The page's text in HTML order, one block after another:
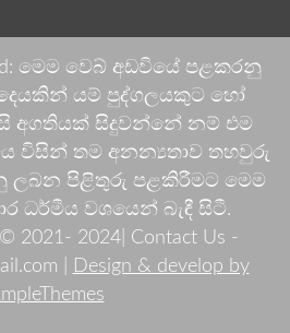
මෙම වෙබ් අඩවියේ පළකරනු
යම් පුද්ගලයකුට හෝ
අගතියක් සිදුවන්නේ නම් එම
විසින් තම අනන්‍යතාව තහවුරු
ලබන පිළිතුරු පළකිරීමට මෙම
ධර්මීය වශයෙන් බැඳී සිටී.
2021- 2024| Contact Us -
|
Design & develop by